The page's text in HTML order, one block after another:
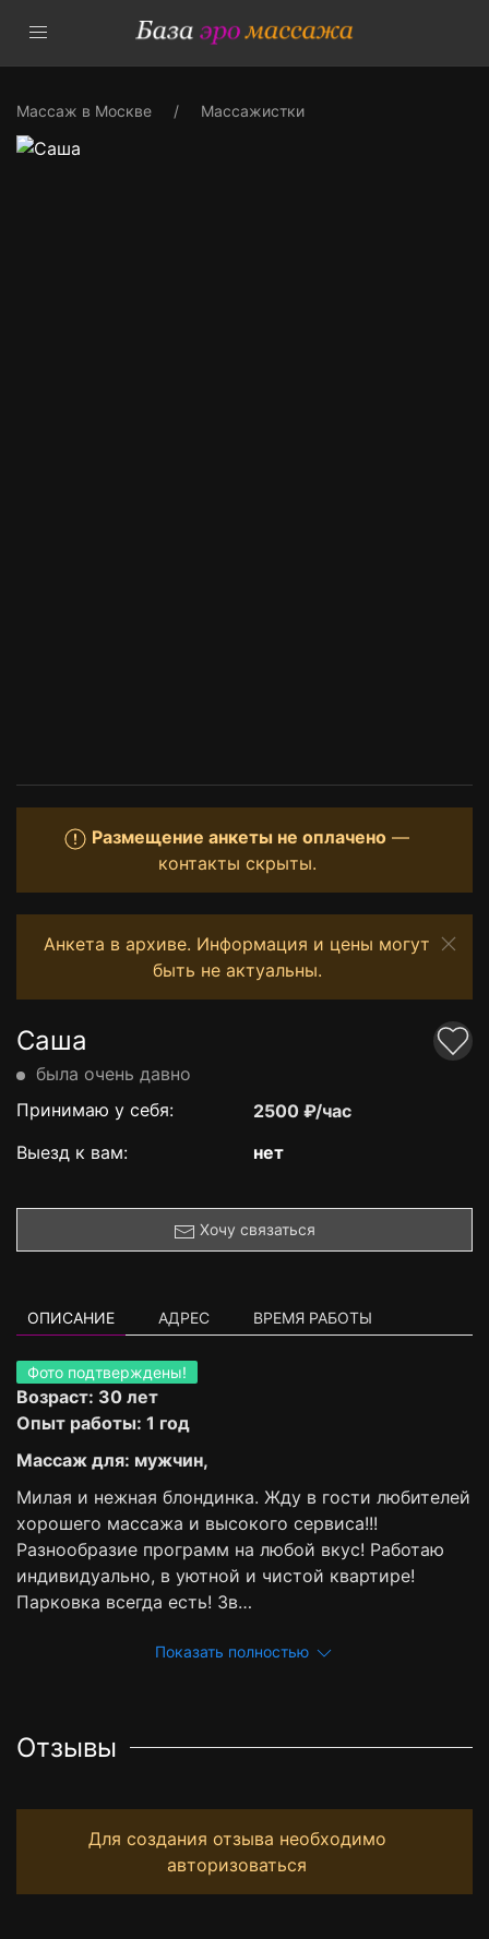
Массаж в Москве Массажистки
Размещение анкеты не оплачено —
контакты скрыты.
Анкета в архиве. Информация и цены могут
быть не актуальны.
Саша
была очень давно
Принимаю у себя:
2500 ₽/час
Выезд к вам:
нет
Хочу связаться
ОПИСАНИЕ АДРЕС ВРЕМЯ РАБОТЫ
Фото подтверждены!
Возраст: 30 лет
Опыт работы: 1 год
Массаж для: мужчин,
Милая и нежная блондинка. Жду в гости любителей
хорошего массажа и высокого сервиса!!!
Разнообразие программ на любой вкус! Работаю
индивидуально, в уютной и чистой квартире!
Парковка всегда есть! Зв…
Показать полностью
Отзывы
Для создания отзыва необходимо
авторизоваться